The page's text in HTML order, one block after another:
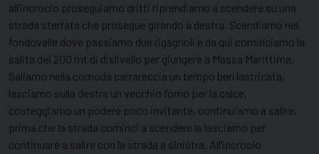
all’incrocio proseguiamo dritti riprendiamo a scendere su una
strada sterrata che prosegue girando a destra. Scendiamo nel
fondovalle dove passiamo due rigagnoli e da qui cominciamo la
salita dei 200 mt di dislivello per giungere a Massa Marittima.
Saliamo nella comoda carrareccia un tempo ben lastricata,
lasciamo sulla destra un vecchio forno per la calce,
costeggiamo un podere poco invitante, continuiamo a salire,
prima che la strada cominci a scendere la lasciamo per
continuare a salire con la strada a sinistra. All’incrocio